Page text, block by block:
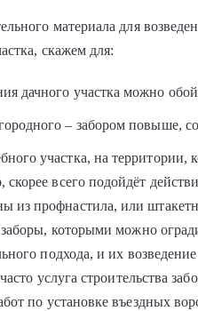
материала для
скажем для:
дачного участка можно
– забором повыше,
участка, на
скорее всего подойдёт
из профнастила, или
которыми можно
подхода, и их
услуга строительства
по установке въездных